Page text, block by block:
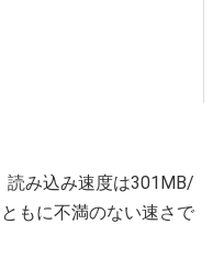
み込み速度は301MB/
もに不満のない速さで